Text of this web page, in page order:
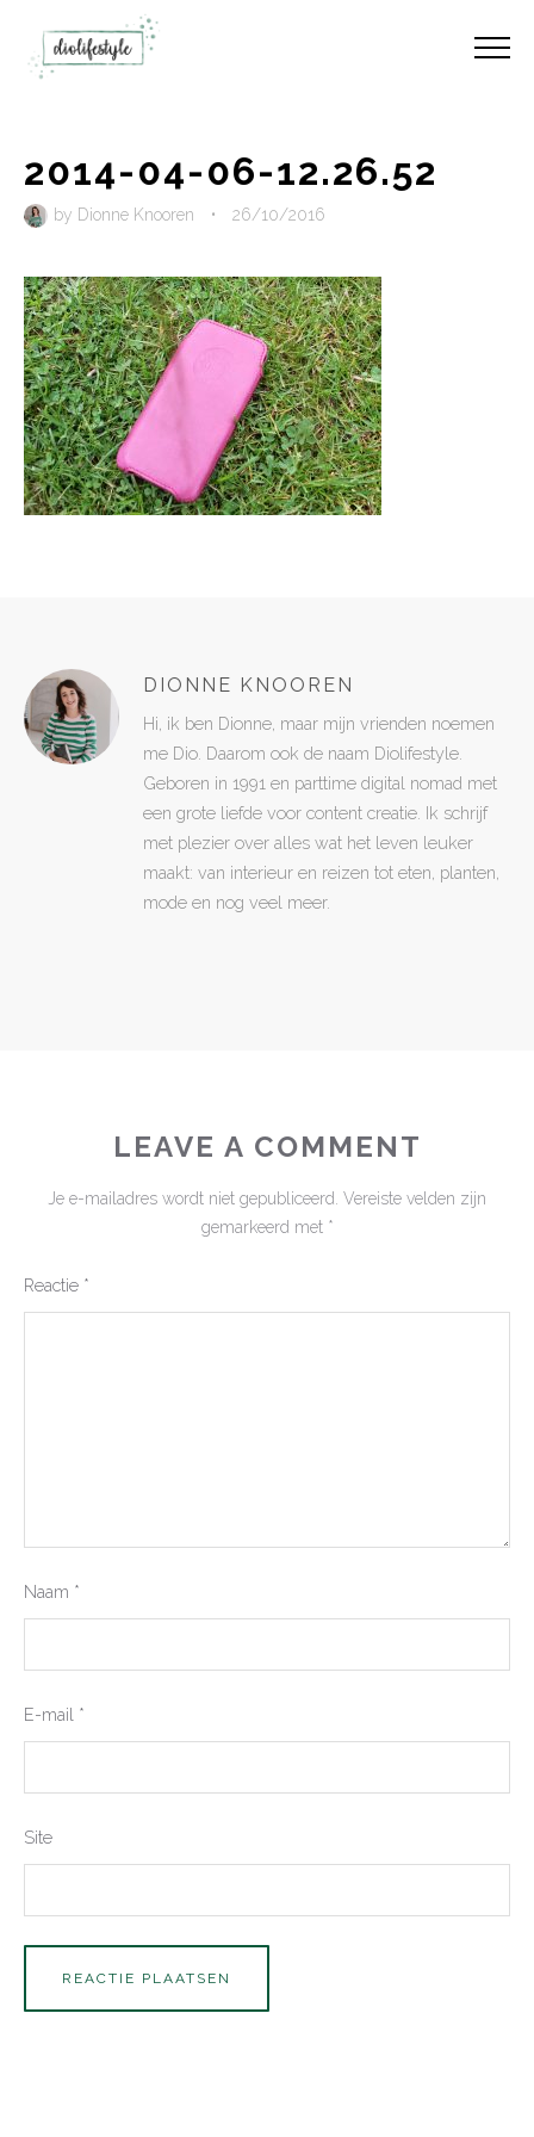
2014-04-06-12.26.52
by Dionne Knooren • 26/10/2016
DIONNE KNOOREN
Hi, ik ben Dionne, maar mijn vrienden noemen
me Dio. Daarom ook de naam Diolifestyle.
Geboren in 1991 en parttime digital nomad met
een grote liefde voor content creatie. Ik schrijf
met plezier over alles wat het leven leuker
maakt: van interieur en reizen tot eten, planten,
mode en nog veel meer.
LEAVE A COMMENT
Je e-mailadres wordt niet gepubliceerd. Vereiste velden zijn
gemarkeerd met *
Reactie *
Naam *
E-mail *
Site